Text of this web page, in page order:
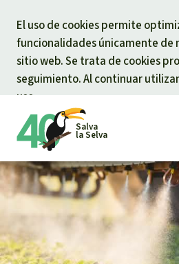
El uso de cookies permite
funcionalidades únicamente de
sitio web. Se trata de cookies
seguimiento. Al continuar
uso.
Salva
la Selva
Peticiones
Proyectos
Tu donación
Donación general